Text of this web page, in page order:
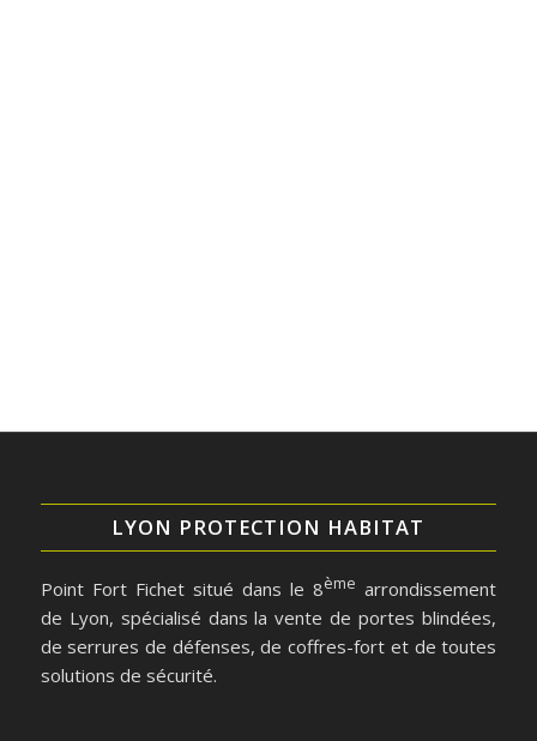
LYON PROTECTION HABITAT
Point Fort Fichet situé dans le 8ème arrondissement
de Lyon, spécialisé dans la vente de portes blindées,
de serrures de défenses, de coffres-fort et de toutes
solutions de sécurité.